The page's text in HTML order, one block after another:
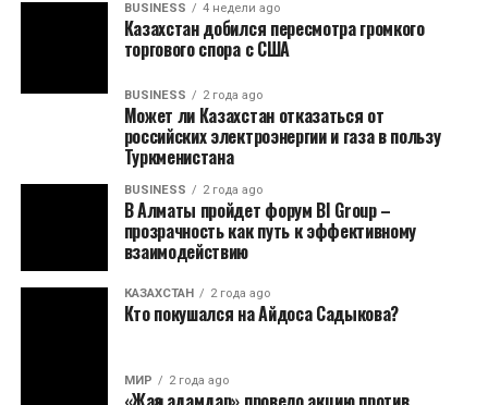
BUSINESS 4 недели ago
Казахстан добился пересмотра громкого
торгового спора с США
BUSINESS 2 года ago
Может ли Казахстан отказаться от
российских электроэнергии и газа в пользу
Туркменистана
BUSINESS 2 года ago
В Алматы пройдет форум BI Group –
прозрачность как путь к эффективному
взаимодействию
КАЗАХСТАН 2 года ago
Кто покушался на Айдоса Садыкова?
МИР 2 года ago